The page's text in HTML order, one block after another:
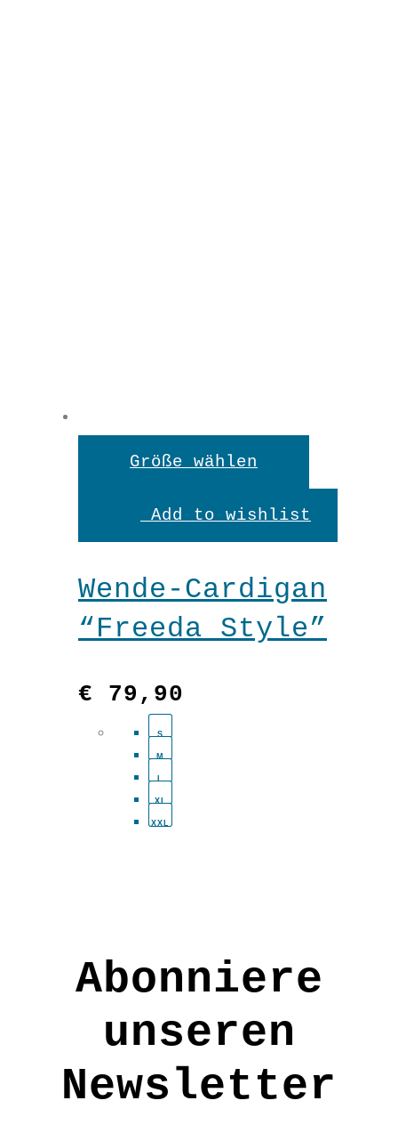
Größe wählen
Produkt
weist
auf.
Add to wishlist
Wende-Cardigan
“Freeda Style”
€ 79,90
S
M
XL
XXL
Abonniere
unseren
Newsletter